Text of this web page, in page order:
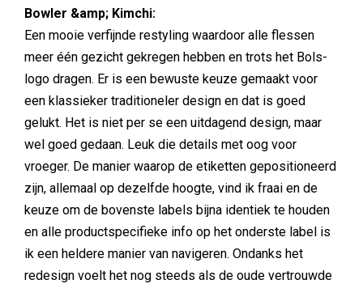
Bowler &amp; Kimchi:
Een mooie verfijnde restyling waardoor alle flessen
meer één gezicht gekregen hebben en trots het Bols-
logo dragen. Er is een bewuste keuze gemaakt voor
een klassieker traditioneler design en dat is goed
gelukt. Het is niet per se een uitdagend design, maar
wel goed gedaan. Leuk die details met oog voor
vroeger. De manier waarop de etiketten gepositioneerd
zijn, allemaal op dezelfde hoogte, vind ik fraai en de
keuze om de bovenste labels bijna identiek te houden
en alle productspecifieke info op het onderste label is
ik een heldere manier van navigeren. Ondanks het
redesign voelt het nog steeds als de oude vertrouwde